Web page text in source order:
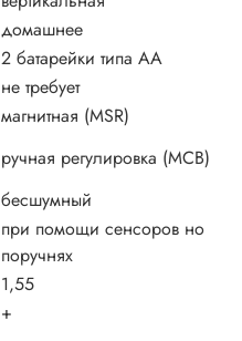
домашнее
2 батарейки типа АА
не требует
магнитная (MSR)
ручная регулировка (MCB)
бесшумный
при помощи сенсоров но
поручнях
1,55
+